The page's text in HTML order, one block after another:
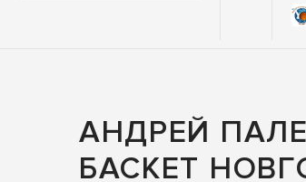
АНДРЕЙ
БАСКЕТ